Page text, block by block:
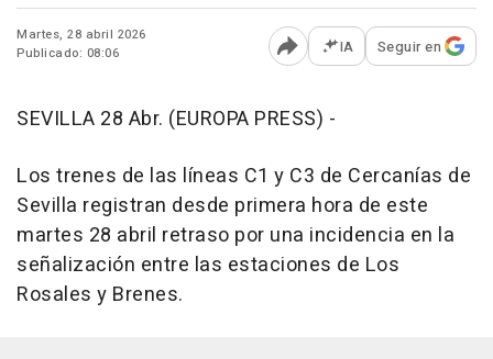
Martes, 28 abril 2026
Publicado: 08:06
Abrir opciones para
IA Seguir en
SEVILLA 28 Abr. (EUROPA PRESS) -
Los trenes de las líneas C1 y C3 de Cercanías de
Sevilla registran desde primera hora de este
martes 28 abril retraso por una incidencia en la
señalización entre las estaciones de Los
Rosales y Brenes.